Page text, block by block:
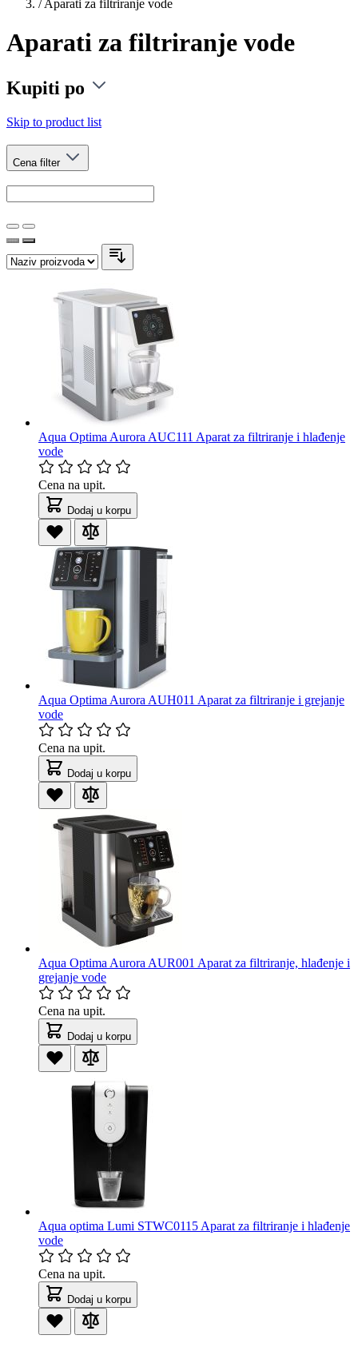
/ Aparati za filtriranje vode
Aparati za filtriranje vode
Kupiti po
Skip to product list
Cena filter
Aqua Optima Aurora AUC111 Aparat za filtriranje i hlađenje
vode
Cena na upit.
Dodaj u korpu
Aqua Optima Aurora AUH011 Aparat za filtriranje i grejanje
vode
Cena na upit.
Dodaj u korpu
Aqua Optima Aurora AUR001 Aparat za filtriranje, hlađenje i
grejanje vode
Cena na upit.
Dodaj u korpu
Aqua optima Lumi STWC0115 Aparat za filtriranje i hlađenje
vode
Cena na upit.
Dodaj u korpu